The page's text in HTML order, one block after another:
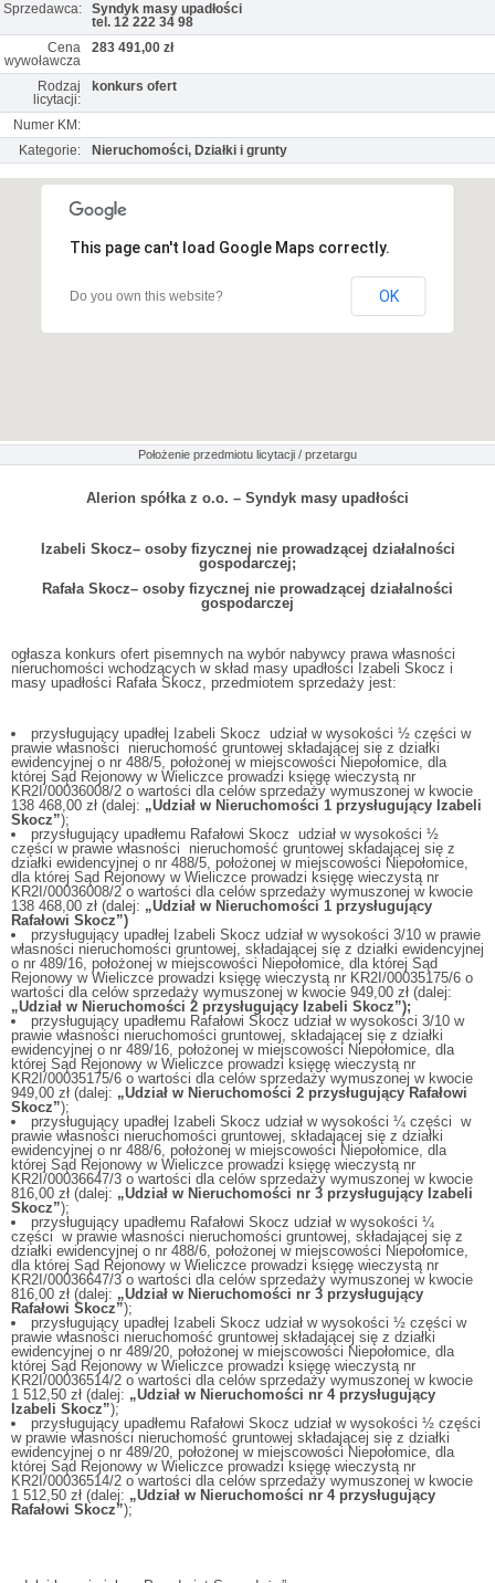
Sprzedawca:
Syndyk masy upadłości
tel. 12 222 34 98
Cena
wywoławcza
283 491,00 zł
Rodzaj
licytacji:
konkurs ofert
Numer KM:
Kategorie:
Nieruchomości, Działki i grunty
This page can't load Google Maps correctly.
Do you own this website? OK
Położenie przedmiotu licytacji / przetargu
Alerion spółka z o.o. – Syndyk masy upadłości
Izabeli Skocz– osoby fizycznej nie prowadzącej działalności
gospodarczej;
Rafała Skocz– osoby fizycznej nie prowadzącej działalności
gospodarczej
ogłasza konkurs ofert pisemnych na wybór nabywcy prawa własności
nieruchomości wchodzących w skład masy upadłości Izabeli Skocz i
masy upadłości Rafała Skocz, przedmiotem sprzedaży jest:
przysługujący upadłej Izabeli Skocz udział w wysokości ½ części w
prawie własności nieruchomość gruntowej składającej się z działki
ewidencyjnej o nr 488/5, położonej w miejscowości Niepołomice, dla
której Sąd Rejonowy w Wieliczce prowadzi księgę wieczystą nr
KR2I/00036008/2 o wartości dla celów sprzedaży wymuszonej w kwocie
138 468,00 zł (dalej: „Udział w Nieruchomości 1 przysługujący Izabeli
Skocz”);
przysługujący upadłemu Rafałowi Skocz udział w wysokości ½
części w prawie własności nieruchomość gruntowej składającej się z
działki ewidencyjnej o nr 488/5, położonej w miejscowości Niepołomice,
dla której Sąd Rejonowy w Wieliczce prowadzi księgę wieczystą nr
KR2I/00036008/2 o wartości dla celów sprzedaży wymuszonej w kwocie
138 468,00 zł (dalej: „Udział w Nieruchomości 1 przysługujący
Rafałowi Skocz”)
przysługujący upadłej Izabeli Skocz udział w wysokości 3/10 w prawie
własności nieruchomości gruntowej, składającej się z działki ewidencyjnej
o nr 489/16, położonej w miejscowości Niepołomice, dla której Sąd
Rejonowy w Wieliczce prowadzi księgę wieczystą nr KR2I/00035175/6 o
wartości dla celów sprzedaży wymuszonej w kwocie 949,00 zł (dalej:
„Udział w Nieruchomości 2 przysługujący Izabeli Skocz”);
przysługujący upadłemu Rafałowi Skocz udział w wysokości 3/10 w
prawie własności nieruchomości gruntowej, składającej się z działki
ewidencyjnej o nr 489/16, położonej w miejscowości Niepołomice, dla
której Sąd Rejonowy w Wieliczce prowadzi księgę wieczystą nr
KR2I/00035175/6 o wartości dla celów sprzedaży wymuszonej w kwocie
949,00 zł (dalej: „Udział w Nieruchomości 2 przysługujący Rafałowi
Skocz”);
przysługujący upadłej Izabeli Skocz udział w wysokości ¼ części w
prawie własności nieruchomości gruntowej, składającej się z działki
ewidencyjnej o nr 488/6, położonej w miejscowości Niepołomice, dla
której Sąd Rejonowy w Wieliczce prowadzi księgę wieczystą nr
KR2I/00036647/3 o wartości dla celów sprzedaży wymuszonej w kwocie
816,00 zł (dalej: „Udział w Nieruchomości nr 3 przysługujący Izabeli
Skocz”);
przysługujący upadłemu Rafałowi Skocz udział w wysokości ¼
części w prawie własności nieruchomości gruntowej, składającej się z
działki ewidencyjnej o nr 488/6, położonej w miejscowości Niepołomice,
dla której Sąd Rejonowy w Wieliczce prowadzi księgę wieczystą nr
KR2I/00036647/3 o wartości dla celów sprzedaży wymuszonej w kwocie
816,00 zł (dalej: „Udział w Nieruchomości nr 3 przysługujący
Rafałowi Skocz”);
przysługujący upadłej Izabeli Skocz udział w wysokości ½ części w
prawie własności nieruchomość gruntowej składającej się z działki
ewidencyjnej o nr 489/20, położonej w miejscowości Niepołomice, dla
której Sąd Rejonowy w Wieliczce prowadzi księgę wieczystą nr
KR2I/00036514/2 o wartości dla celów sprzedaży wymuszonej w kwocie
1 512,50 zł (dalej: „Udział w Nieruchomości nr 4 przysługujący
Izabeli Skocz”);
przysługujący upadłemu Rafałowi Skocz udział w wysokości ½ części
w prawie własności nieruchomość gruntowej składającej się z działki
ewidencyjnej o nr 489/20, położonej w miejscowości Niepołomice, dla
której Sąd Rejonowy w Wieliczce prowadzi księgę wieczystą nr
KR2I/00036514/2 o wartości dla celów sprzedaży wymuszonej w kwocie
1 512,50 zł (dalej: „Udział w Nieruchomości nr 4 przysługujący
Rafałowi Skocz”);